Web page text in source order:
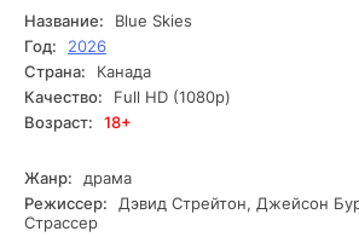
жизнью на природе, не раз выручает
дикого заповедника интуиция собаки
полезнее стандартных полицейских
начинают раскрывать дела одно за
Название:
Blue Skies
Год:
2026
Страна:
Канада
Качество:
Full HD (1080p)
Возраст:
18+
Жанр:
драма
Режиссер:
Дэвид Стрейтон, Джейсон
Страссер